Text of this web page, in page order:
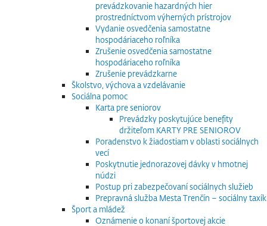
prevádzkovanie hazardných hier
prostredníctvom výherných prístrojov
Vydanie osvedčenia samostatne
hospodáriaceho roľníka
Zrušenie osvedčenia samostatne
hospodáriaceho roľníka
Zrušenie prevádzkarne
Školstvo, výchova a vzdelávanie
Sociálna pomoc
Karta pre seniorov
Prevádzky poskytujúce benefity
držiteľom KARTY PRE SENIOROV
Poradenstvo k žiadostiam v oblasti sociálnych
vecí
Poskytnutie jednorazovej dávky v hmotnej
núdzi
Postup pri zabezpečovaní sociálnych služieb
Prepravná služba Mesta Trenčín – sociálny taxík
Šport a mládež
Oznámenie o konaní športovej akcie